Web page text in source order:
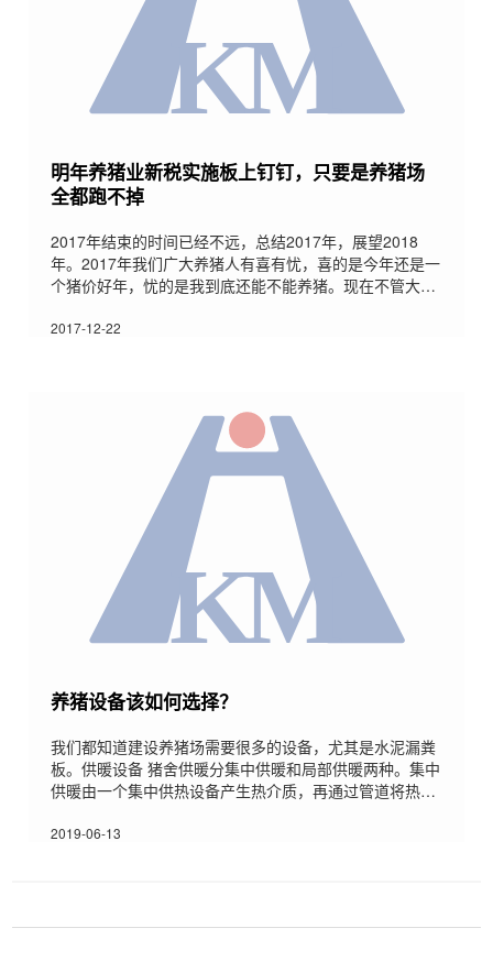
明年养猪业新税实施板上钉钉，只要是养猪场
全都跑不掉
2017年结束的时间已经不远，总结2017年，展望2018
年。2017年我们广大养猪人有喜有忧，喜的是今年还是一
个猪价好年，忧的是我到底还能不能养猪。现在不管大场
的这个新税费来临，只要是猪场全都跑不掉始于2016年，
侥幸心理，没有人理就偷排，使得养猪业成
2017-12-22
养猪设备该如何选择？
我们都知道建设养猪场需要很多的设备，尤其是水泥漏粪
板。供暖设备 猪舍供暖分集中供暖和局部供暖两种。集中
供暖由一个集中供热设备产生热介质，再通过管道将热介
热板、红外灯等。 通风设备适合猪场使用的通风机多为大
门，使气流形成短路;(2)如果采用单侧排风，应两侧相
2019-06-13